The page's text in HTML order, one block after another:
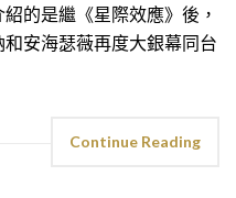
的是繼《星際效應》後，
安海瑟薇再度大銀幕同台
Continue Reading